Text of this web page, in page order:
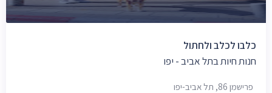
כלבו לכלב ולחתול
חנות חיות בתל אביב - יפו
פרישמן 86, תל אביב-יפו